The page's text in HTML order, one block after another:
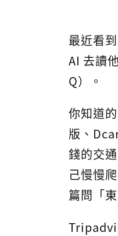
最近看
AI 去讀
Q）。
你知道
版、
錢的交
己慢慢
篇問「